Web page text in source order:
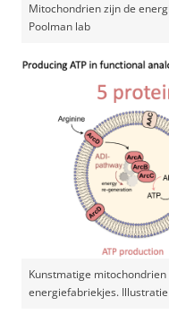
Mitochondrien zijn de
Poolman lab
Kunstmatige
energiefabriekjes.